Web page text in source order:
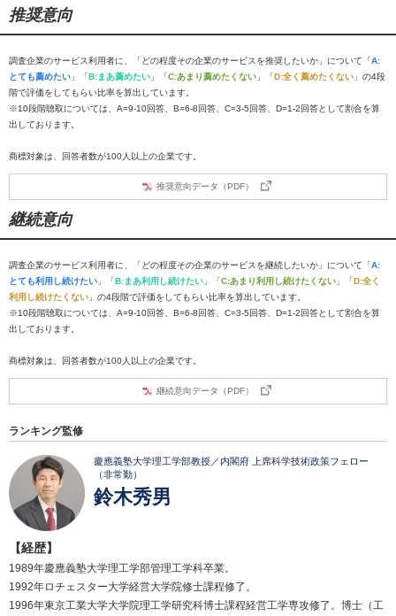
推奨意向
調査企業のサービス利用者に、「どの程度その企業のサービスを推奨したいか」について「A:
とても薦めたい 」「B:まあ薦めたい 」「C:あまり薦めたくない 」「D:全く薦めたくない 」の4段
階で評価をしてもらい比率を算出しています。
※10段階聴取については、A=9-10回答、B=6-8回答、C=3-5回答、D=1-2回答として割合を算
出しております。
商標対象は、回答者数が100人以上の企業です。
推奨意向データ（PDF）
継続意向
調査企業のサービス利用者に、「どの程度その企業のサービスを継続したいか」について「A:
とても利用し続けたい 」「B:まあ利用し続けたい 」「C:あまり利用し続けたくない 」「D:全く
利用し続けたくない 」の4段階で評価をしてもらい比率を算出しています。
※10段階聴取については、A=9-10回答、B=6-8回答、C=3-5回答、D=1-2回答として割合を算
出しております。
商標対象は、回答者数が100人以上の企業です。
継続意向データ（PDF）
ランキング監修
慶應義塾大学理工学部教授／内閣府 上席科学技術政策フェロー
（非常勤）
鈴木秀男
【経歴】
1989年慶應義塾大学理工学部管理工学科卒業。
1992年ロチェスター大学経営大学院修士課程修了。
1996年東京工業大学大学院理工学研究科博士課程経営工学専攻修了。博士（工